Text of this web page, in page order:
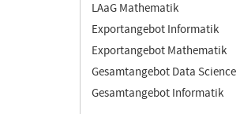
LAaG Mathematik
Exportangebot Informatik
Exportangebot Mathematik
Gesamtangebot Data Science
Gesamtangebot Informatik